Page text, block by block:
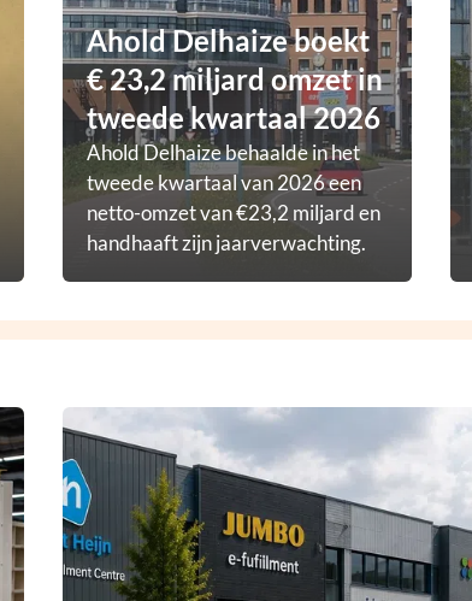
Ahold Delhaize boekt
€ 23,2 miljard omzet in
tweede kwartaal 2026
Ahold Delhaize behaalde in het
tweede kwartaal van 2026 een
netto-omzet van €23,2 miljard en
handhaaft zijn jaarverwachting.